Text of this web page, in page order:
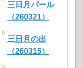
三日月パール
（260321）
三日月の出
（260315）